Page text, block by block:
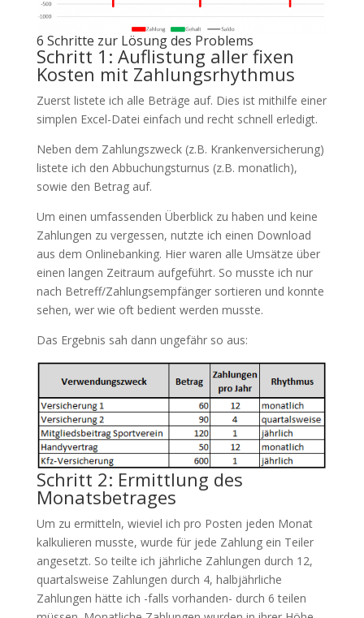
6 Schritte zur Lösung des Problems
Schritt 1: Auflistung aller fixen
Kosten mit Zahlungsrhythmus
Zuerst listete ich alle Beträge auf. Dies ist mithilfe einer
simplen Excel-Datei einfach und recht schnell erledigt.
Neben dem Zahlungszweck (z.B. Krankenversicherung)
listete ich den Abbuchungsturnus (z.B. monatlich),
sowie den Betrag auf.
Um einen umfassenden Überblick zu haben und keine
Zahlungen zu vergessen, nutzte ich einen Download
aus dem Onlinebanking. Hier waren alle Umsätze über
einen langen Zeitraum aufgeführt. So musste ich nur
nach Betreff/Zahlungsempfänger sortieren und konnte
sehen, wer wie oft bedient werden musste.
Das Ergebnis sah dann ungefähr so aus:
Schritt 2: Ermittlung des
Monatsbetrages
Um zu ermitteln, wieviel ich pro Posten jeden Monat
kalkulieren musste, wurde für jede Zahlung ein Teiler
angesetzt. So teilte ich jährliche Zahlungen durch 12,
quartalsweise Zahlungen durch 4, halbjährliche
Zahlungen hätte ich -falls vorhanden- durch 6 teilen